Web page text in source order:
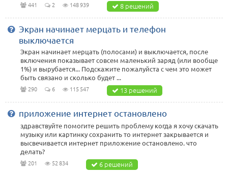
441 2 148 939 8 решений
Экран начинает мерцать и телефон
выключается
Экран начинает мерцать (полосами) и выключается, после
включения показывает совсем маленький заряд (или вообще
1%) и вырубается... Подскажите пожалуйста с чем это может
быть связано и сколько будет ...
290 6 115 547 13 решений
приложение интернет остановлено
здравствуйте помогите решить проблему когда я хочу скачать
музыку или картинку сохранить то интернет закрывается и
высвечивается интернет приложение остановлено. что
делать?
201 52 834 6 решений